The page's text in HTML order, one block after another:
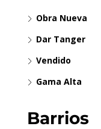
Obra Nueva
Dar Tanger
Vendido
Gama Alta
Barrios